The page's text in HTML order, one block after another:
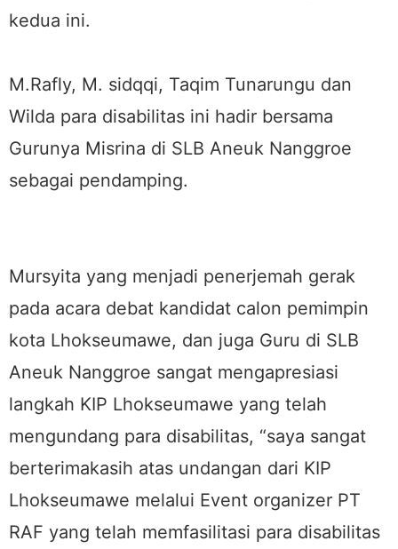
kedua ini.
M.Rafly, M. sidqqi, Taqim Tunarungu dan
Wilda para disabilitas ini hadir bersama
Gurunya Misrina di SLB Aneuk Nanggroe
sebagai pendamping.
Mursyita yang menjadi penerjemah gerak
pada acara debat kandidat calon pemimpin
kota Lhokseumawe, dan juga Guru di SLB
Aneuk Nanggroe sangat mengapresiasi
langkah KIP Lhokseumawe yang telah
mengundang para disabilitas, “saya sangat
berterimakasih atas undangan dari KIP
Lhokseumawe melalui Event organizer PT
RAF yang telah memfasilitasi para disabilitas